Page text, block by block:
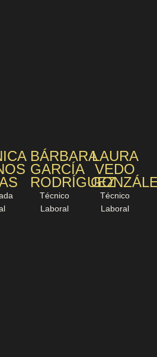
BÁRBARA
GARCÍA
RODRÍGUEZ
Técnico
Laboral
LAURA
VEDO
Técnico
Laboral